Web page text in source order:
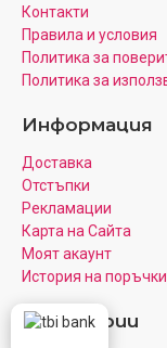
Контакти
Правила и условия
Политика за
Πoлитика зa
Информация
Доставка
Отстъпки
Рекламации
Карта на Сайта
Моят акаунт
История на
Категории